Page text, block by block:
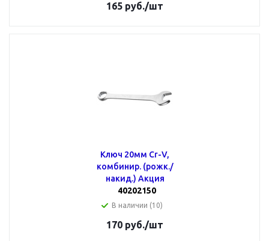
165 руб./шт
Ключ 20мм Cr-V,
комбинир. (рожк./
накид.) Акция
40202150
В наличии (10)
170 руб./шт